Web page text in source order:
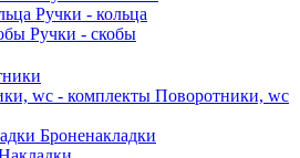
Ручки - кольца
Ручки - скобы
Поворотники, wc
Броненакладки